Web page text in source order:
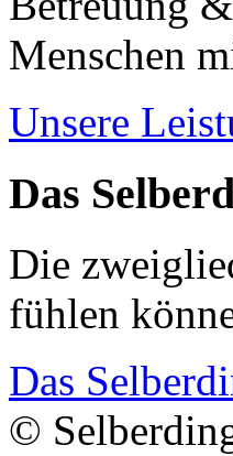
Menschen
Unsere
Das
Die
fühlen
Das
©